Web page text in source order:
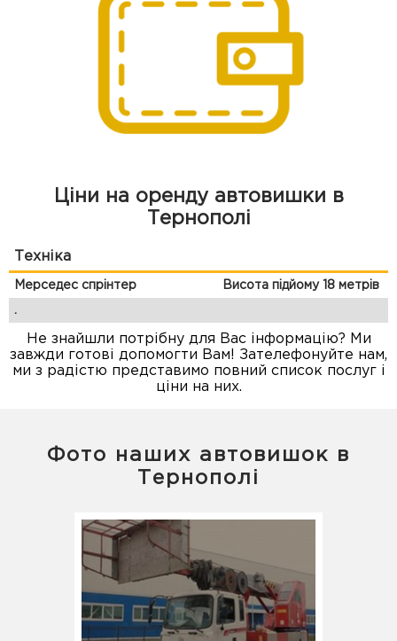
Ціни на оренду автовишки в
Тернополі
Техніка
Мерседес спрінтер Висота підйому 18 метрів
.
Не знайшли потрібну для Вас інформацію? Ми
завжди готові допомогти Вам! Зателефонуйте нам,
ми з радістю представимо повний список послуг і
ціни на них.
Фото наших автовишок в
Тернополі